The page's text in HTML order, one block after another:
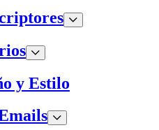
y Estilo